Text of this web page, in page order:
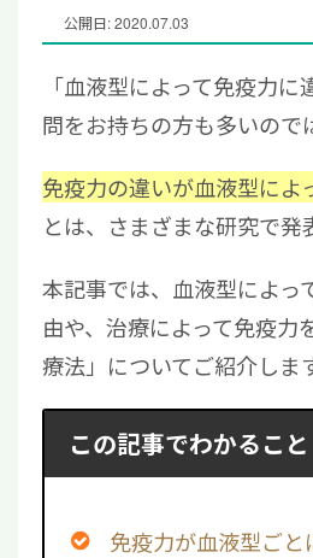
公開日: 2020.07.03
「血液型によって免疫力
問をお持ちの方も多いので
免疫力の違いが血液型によ
とは、さまざまな研究で発
本記事では、血液型によっ
由や、治療によって免疫力
療法」についてご紹介しま
この記事でわかること
免疫力が血液型ごと